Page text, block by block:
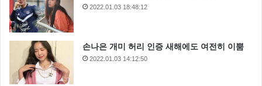
2022.01.03 18:48:12
손나은 개미 허리 인증 새해에도 여전히 이뿜
2022.01.03 14:12:50